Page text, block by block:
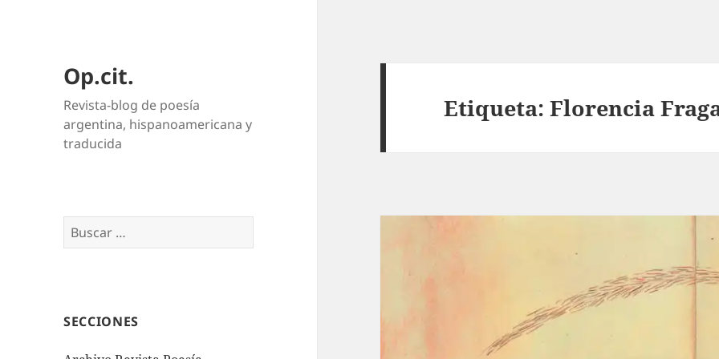
Op.cit.
Revista-blog de poesía
argentina, hispanoamericana y
traducida
Buscar:
SECCIONES
Etiqueta:Florencia